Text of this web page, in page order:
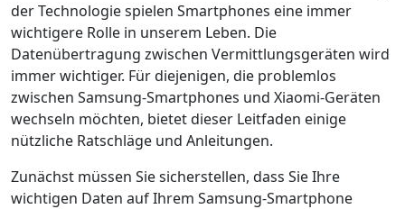
der Technologie spielen Smartphones eine immer
wichtigere Rolle in unserem Leben. Die
Datenübertragung zwischen Vermittlungsgeräten wird
immer wichtiger. Für diejenigen, die problemlos
zwischen Samsung-Smartphones und Xiaomi-Geräten
wechseln möchten, bietet dieser Leitfaden einige
nützliche Ratschläge und Anleitungen.
Zunächst müssen Sie sicherstellen, dass Sie Ihre
wichtigen Daten auf Ihrem Samsung-Smartphone